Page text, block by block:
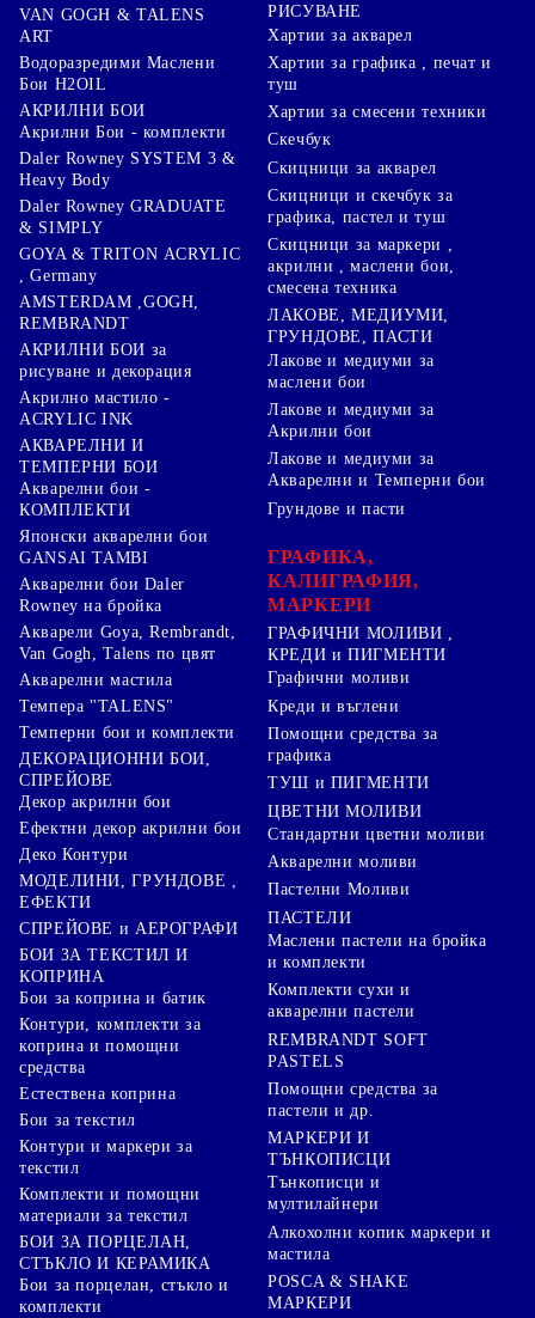
VAN GOGH & TALENS
ART
Водоразредими Маслени
Бои H2OIL
АКРИЛНИ БОИ
Акрилни Бои - комплекти
Daler Rowney SYSTEM 3 &
Heavy Body
Daler Rowney GRADUATE
& SIMPLY
GOYA & TRITON АCRYLIC
, Germany
AMSTERDAM ,GOGH,
REMBRANDT
АКРИЛНИ БОИ за
рисуване и декорация
Акрилно мастило -
ACRYLIC INK
АКВАРЕЛНИ И
ТЕМПЕРНИ БОИ
Акварелни бои -
КОМПЛЕКТИ
Японски акварелни бои
GANSAI TAMBI
Акварелни бои Daler
Rowney на бройка
Акварели Goya, Rembrandt,
Van Gogh, Talens по цвят
Акварелни мастила
Темпера "TALENS"
Темперни бои и комплекти
ДЕКОРАЦИОННИ БОИ,
СПРЕЙОВЕ
Декор акрилни бои
Ефектни декор акрилни бои
Деко Контури
МОДЕЛИНИ, ГРУНДОВЕ ,
ЕФЕКТИ
СПРЕЙОВЕ и АЕРОГРАФИ
БОИ ЗА ТЕКСТИЛ И
КОПРИНА
Бои за коприна и батик
Контури, комплекти за
коприна и помощни
средства
Естествена коприна
Бои за текстил
Контури и маркери за
текстил
Комплекти и помощни
материали за текстил
БОИ ЗА ПОРЦЕЛАН,
СТЪКЛО И КЕРАМИКА
Бои за порцелан, стъкло и
комплекти
РИСУВАНЕ
Хартии за акварел
Хартии за графика , печат и
туш
Хартии за смесени техники
Скечбук
Скицници за акварел
Скицници и скечбук за
графика, пастел и туш
Скицници за маркери ,
акрилни , маслени бои,
смесена техника
ЛАКОВЕ, МЕДИУМИ,
ГРУНДОВЕ, ПАСТИ
Лакове и медиуми за
маслени бои
Лакове и медиуми за
Акрилни бои
Лакове и медиуми за
Акварелни и Темперни бои
Грундове и пасти
ГРАФИКА,
КАЛИГРАФИЯ,
МАРКЕРИ
ГРАФИЧНИ МОЛИВИ ,
КРЕДИ и ПИГМЕНТИ
Графични моливи
Креди и въглени
Помощни средства за
графика
ТУШ и ПИГМЕНТИ
ЦВЕТНИ МОЛИВИ
Стандартни цветни моливи
Акварелни моливи
Пастелни Моливи
ПАСТЕЛИ
Маслени пастели на бройка
и комплекти
Комплекти сухи и
акварелни пастели
REMBRANDT SOFT
PASTELS
Помощни средства за
пастели и др.
МАРКЕРИ И
ТЪНКОПИСЦИ
Тънкописци и
мултилайнери
Алкохолни копик маркери и
мастила
POSCA & SHAKE
МАРКЕРИ